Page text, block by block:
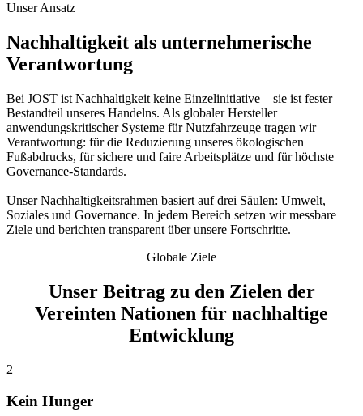
Unser Ansatz
Nachhaltigkeit als unternehmerische
Verantwortung
Bei JOST ist Nachhaltigkeit keine Einzelinitiative – sie ist fester
Bestandteil unseres Handelns. Als globaler Hersteller
anwendungskritischer Systeme für Nutzfahrzeuge tragen wir
Verantwortung: für die Reduzierung unseres ökologischen
Fußabdrucks, für sichere und faire Arbeitsplätze und für höchste
Governance-Standards.
Unser Nachhaltigkeitsrahmen basiert auf drei Säulen: Umwelt,
Soziales und Governance. In jedem Bereich setzen wir messbare
Ziele und berichten transparent über unsere Fortschritte.
Globale Ziele
Unser Beitrag zu den Zielen der
Vereinten Nationen für nachhaltige
Entwicklung
2
Kein Hunger